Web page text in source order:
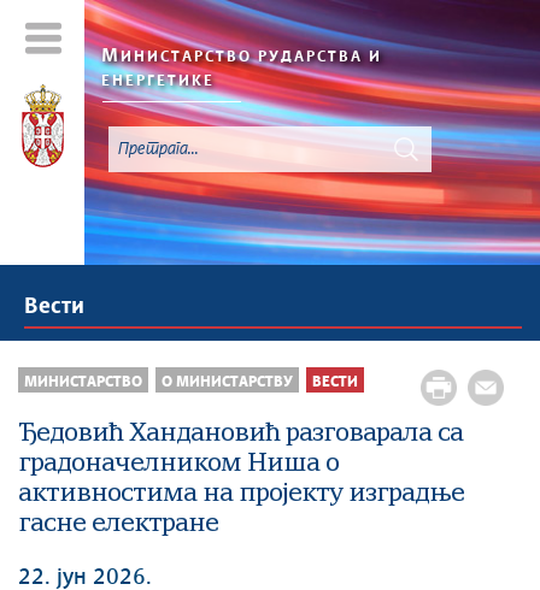
МИНИСТАРСТВО РУДАРСТВА И
ЕНЕРГЕТИКЕ
Вести
МИНИСТАРСТВО О МИНИСТАРСТВУ ВЕСТИ
Ђедовић Хандановић разговарала са
градоначелником Ниша о
активностима на пројекту изградње
гасне електране
22. јун 2026.